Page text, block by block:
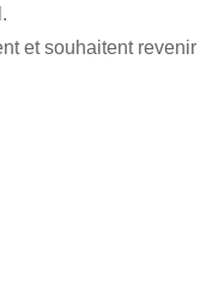
et souhaitent revenir